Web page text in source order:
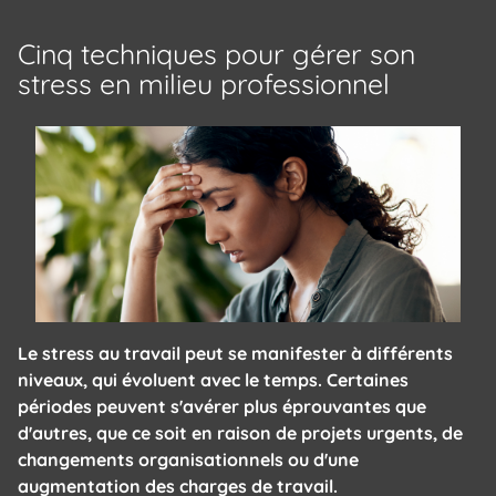
Cinq techniques pour gérer son
stress en milieu professionnel
Le stress au travail peut se manifester à différents
niveaux, qui évoluent avec le temps. Certaines
périodes peuvent s'avérer plus éprouvantes que
d'autres, que ce soit en raison de projets urgents, de
changements organisationnels ou d'une
augmentation des charges de travail.